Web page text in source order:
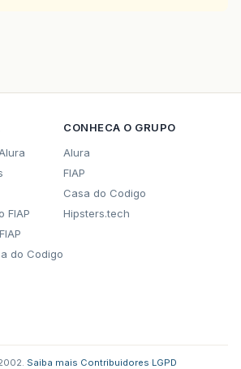
FIAP
do Codigo
CONHECA O GRUPO
Alura
FIAP
Casa do Codigo
Hipsters.tech
Saiba mais Contribuidores LGPD